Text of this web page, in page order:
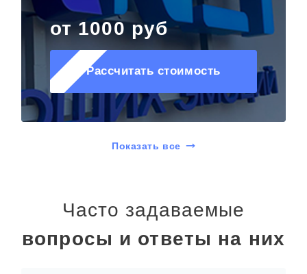
от 1000 руб
Рассчитать стоимость
Показать все
Часто задаваемые
вопросы и ответы на них